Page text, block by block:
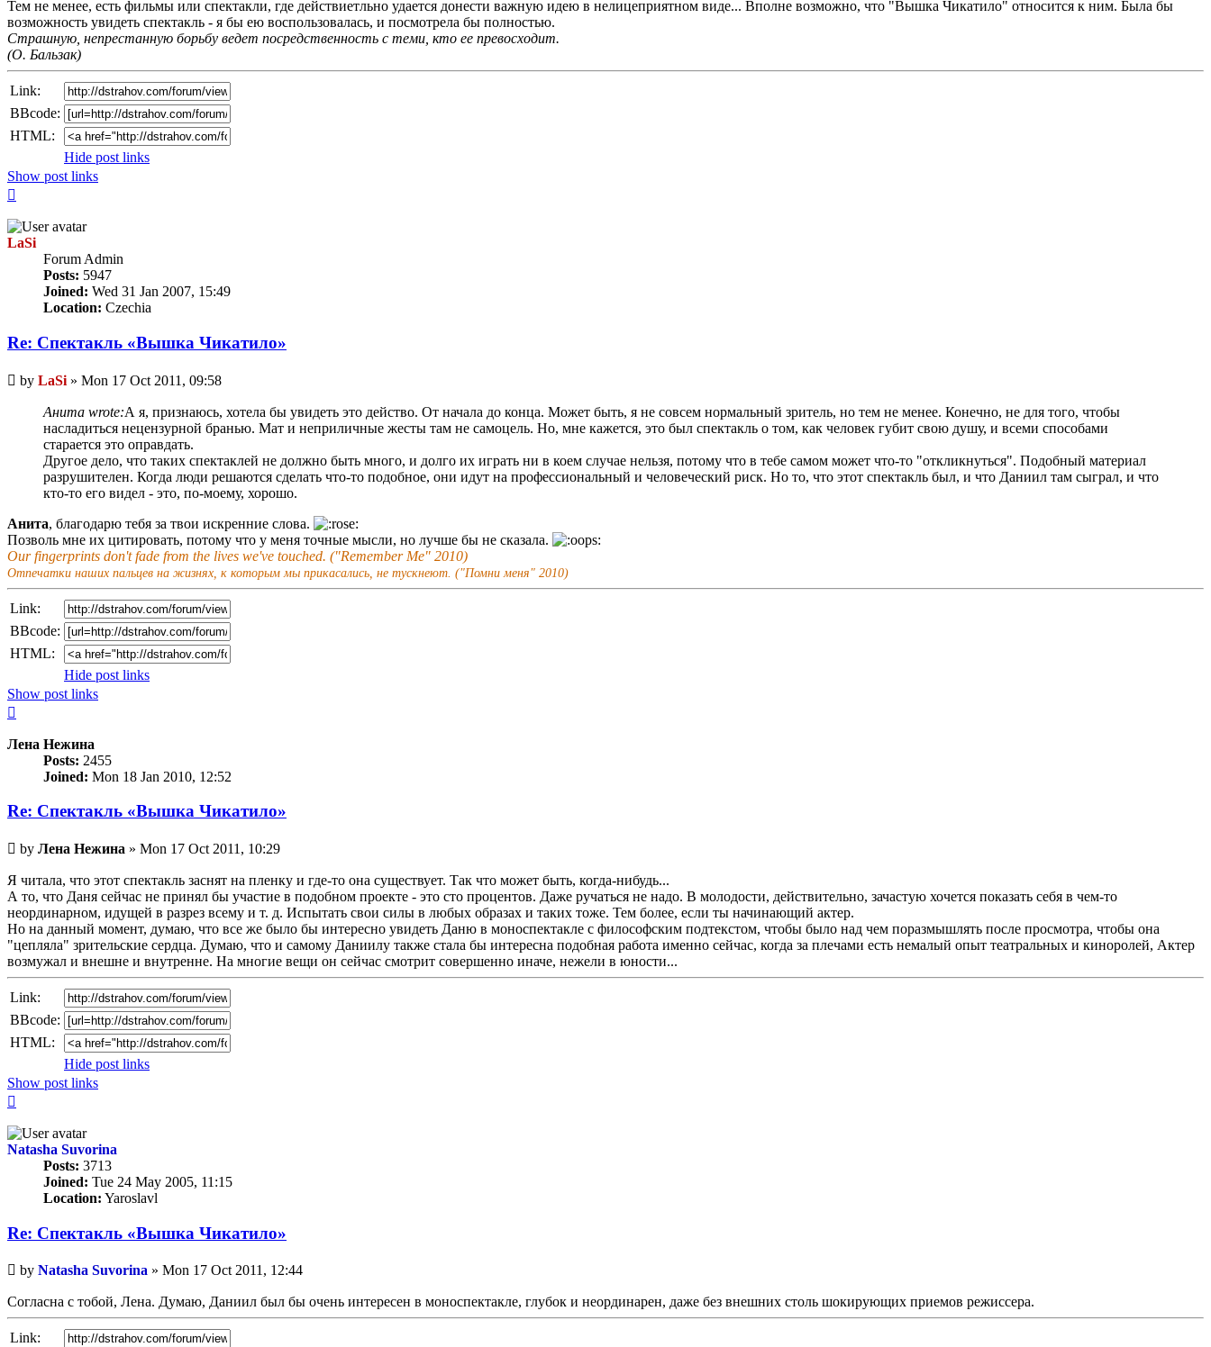
Тем не менее, есть фильмы или спектакли, где действиетльно удается донести важную идею в нелицеприятном виде... Вполне возможно, что "Вышка Чикатило" относится к ним. Была бы
возможность увидеть спектакль - я бы ею воспользовалась, и посмотрела бы полностью.
Страшную, непрестанную борьбу ведет посредствен­ность с теми, кто ее превосходит.
(О. Бальзак)
Link:
BBcode:
HTML:
Hide post links
Show post links
LaSi
Forum Admin
Posts: 5947
Joined: Wed 31 Jan 2007, 15:49
Location: Czechia
Re: Спектакль «Вышка Чикатило»
Unread
post
by LaSi » Mon 17 Oct 2011, 09:58
Анита wrote:А я, признаюсь, хотела бы увидеть это действо. От начала до конца. Может быть, я не совсем нормальный зритель, но тем не менее. Конечно, не для того, чтобы
насладиться нецензурной бранью. Мат и неприличные жесты там не самоцель. Но, мне кажется, это был спектакль о том, как человек губит свою душу, и всеми способами
старается это оправдать.
Другое дело, что таких спектаклей не должно быть много, и долго их играть ни в коем случае нельзя, потому что в тебе самом может что-то "откликнуться". Подобный материал
разрушителен. Когда люди решаются сделать что-то подобное, они идут на профессиональный и человеческий риск. Но то, что этот спектакль был, и что Даниил там сыграл, и что
кто-то его видел - это, по-моему, хорошо.
Анита, благодарю тебя за твои искренние слова.
Позволь мне их цитировать, потому что у меня точные мысли, но лучше бы не сказала.
Our fingerprints don't fade from the lives we've touched. ("Remember Me" 2010)
Отпечатки наших пальцев на жизнях, к которым мы прикасались, не тускнеют. ("Помни меня" 2010)
Link:
BBcode:
HTML:
Hide post links
Show post links
Лена Нежина
Posts: 2455
Joined: Mon 18 Jan 2010, 12:52
Re: Спектакль «Вышка Чикатило»
Unread
post
by Лена Нежина » Mon 17 Oct 2011, 10:29
Я читала, что этот спектакль заснят на пленку и где-то она существует. Так что может быть, когда-нибудь...
А то, что Даня сейчас не принял бы участие в подобном проекте - это сто процентов. Даже ручаться не надо. В молодости, действительно, зачастую хочется показать себя в чем-то
неординарном, идущей в разрез всему и т. д. Испытать свои силы в любых образах и таких тоже. Тем более, если ты начинающий актер.
Но на данный момент, думаю, что все же было бы интересно увидеть Даню в моноспектакле с философским подтекстом, чтобы было над чем поразмышлять после просмотра, чтобы она
"цепляла" зрительские сердца. Думаю, что и самому Даниилу также стала бы интересна подобная работа именно сейчас, когда за плечами есть немалый опыт театральных и киноролей, Актер
возмужал и внешне и внутренне. На многие вещи он сейчас смотрит совершенно иначе, нежели в юности...
Link:
BBcode:
HTML:
Hide post links
Show post links
Natasha Suvorina
Posts: 3713
Joined: Tue 24 May 2005, 11:15
Location: Yaroslavl
Re: Спектакль «Вышка Чикатило»
Unread
post
by Natasha Suvorina » Mon 17 Oct 2011, 12:44
Согласна с тобой, Лена. Думаю, Даниил был бы очень интересен в моноспектакле, глубок и неординарен, даже без внешних столь шокирующих приемов режиссера.
Link: